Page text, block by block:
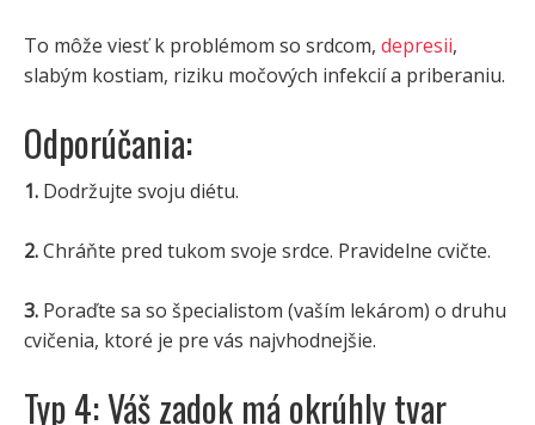
To môže viesť k problémom so srdcom, depresii,
slabým kostiam, riziku močových infekcií a priberaniu.
Odporúčania:
1. Dodržujte svoju diétu.
2.Chráňte pred tukom svoje srdce. Pravidelne cvičte.
3. Poraďte sa so špecialistom (vaším lekárom) o druhu
cvičenia, ktoré je pre vás najvhodnejšie.
Typ 4: Váš zadok má okrúhly tvar